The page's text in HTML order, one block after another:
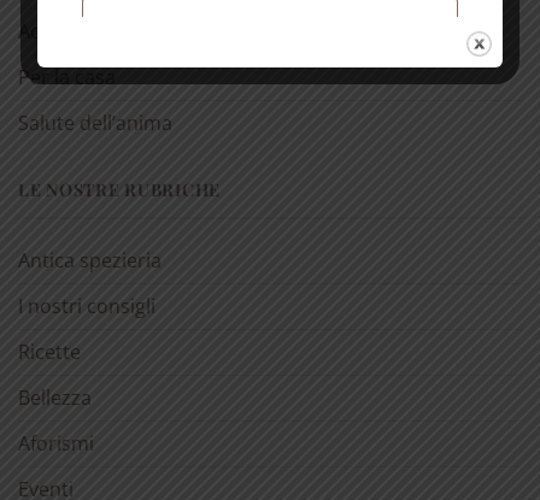
Acqua di Sant’Anna
Per la casa
Salute dell’anima
LE NOSTRE RUBRICHE
Antica spezieria
I nostri consigli
Ricette
Bellezza
Aforismi
Eventi
superiori a € 50